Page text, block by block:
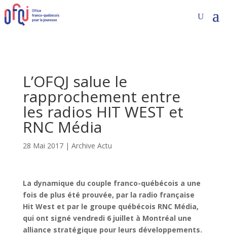
L’OFQJ salue le
rapprochement entre
les radios HIT WEST et
RNC Média
28 Mai 2017| Archive Actu
La dynamique du couple franco-québécois a une
fois de plus été prouvée, par la radio française
Hit West et par le groupe québécois RNC Média,
qui ont signé vendredi 6 juillet à Montréal une
alliance stratégique pour leurs développements.